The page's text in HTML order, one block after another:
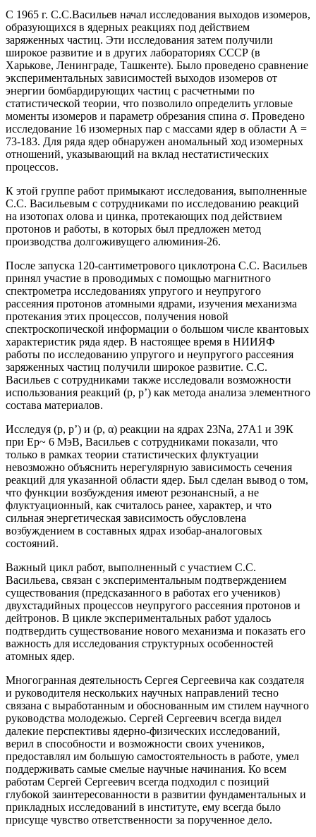
С 1965 г. С.С.Васильев начал исследования выходов изомеров,
образующихся в ядерных реакциях под действием
заряженных частиц. Эти исследования затем получили
широкое развитие и в других лабораториях СССР (в
Харькове, Ленинграде, Ташкенте). Было проведено сравнение
экспериментальных зависимостей выходов изомеров от
энергии бомбардирующих частиц с расчетными по
статистической теории, что позволило определить угловые
моменты изомеров и параметр обрезания спина σ. Проведено
исследование 16 изомерных пар с массами ядер в области А =
73-183. Для ряда ядер обнаружен аномальный ход изомерных
отношений, указывающий на вклад нестатистических
процессов.
К этой группе работ примыкают исследования, выполненные
С.С. Васильевым с сотрудниками по исследованию реакций
на изотопах олова и цинка, протекающих под действием
протонов и работы, в которых был предложен метод
производства долгоживущего алюминия-26.
После запуска 120-сантиметрового циклотрона С.С. Васильев
принял участие в проводимых с помощью магнитного
спектрометра исследованиях упругого и неупругого
рассеяния протонов атомными ядрами, изучения механизма
протекания этих процессов, получения новой
спектроскопической информации о большом числе квантовых
характеристик ряда ядер. В настоящее время в НИИЯФ
работы по исследованию упругого и неупругого рассеяния
заряженных частиц получили широкое развитие. С.С.
Васильев с сотрудниками также исследовали возможности
использования реакций (р, р’) как метода анализа элементного
состава материалов.
Исследуя (р, р’) и (р, α) реакции на ядрах 23Na, 27А1 и 39К
при Еp~ 6 МэВ, Васильев с сотрудниками показали, что
только в рамках теории статистических флуктуации
невозможно объяснить нерегулярную зависимость сечения
реакций для указанной области ядер. Был сделан вывод о том,
что функции возбуждения имеют резонансный, а не
флуктуационный, как считалось ранее, характер, и что
сильная энергетическая зависимость обусловлена
возбуждением в составных ядрах изобар-аналоговых
состояний.
Важный цикл работ, выполненный с участием С.С.
Васильева, связан с экспериментальным подтверждением
существования (предсказанного в работах его учеников)
двухстадийных процессов неупругого рассеяния протонов и
дейтронов. В цикле экспериментальных работ удалось
подтвердить существование нового механизма и показать его
важность для исследования структурных особенностей
атомных ядер.
Многогранная деятельность Сергея Сергеевича как создателя
и руководителя нескольких научных направлений тесно
связана с выработанным и обоснованным им стилем научного
руководства молодежью. Сергей Сергеевич всегда видел
далекие перспективы ядерно-физических исследований,
верил в способности и возможности своих учеников,
предоставлял им большую самостоятельность в работе, умел
поддерживать самые смелые научные начинания. Ко всем
работам Сергей Сергеевич всегда подходил с позиций
глубокой заинтересованности в развитии фундаментальных и
прикладных исследований в институте, ему всегда было
присуще чувство ответственности за порученное дело.